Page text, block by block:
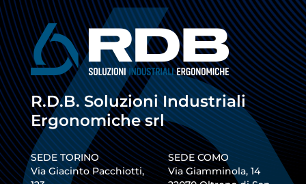
R.D.B. Soluzioni Industriali
Ergonomiche srl
SEDE TORINO
Via Giacinto Pacchiotti,
SEDE COMO
Via Giamminola, 14